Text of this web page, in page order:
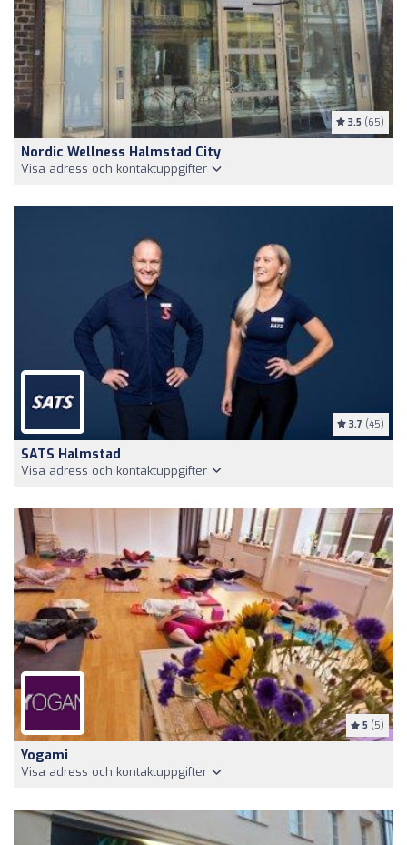
3.5 (65)
Nordic Wellness Halmstad City
Visa adress och kontaktuppgifter
3.7 (45)
SATS Halmstad
Visa adress och kontaktuppgifter
5 (5)
Yogami
Visa adress och kontaktuppgifter